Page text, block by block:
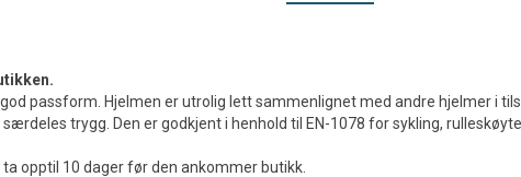
passform. Hjelmen er utrolig lett sammenlignet med andre hjelmer i
trygg. Den er godkjent i henhold til EN-1078 for sykling,
opptil 10 dager før den ankommer butikk.